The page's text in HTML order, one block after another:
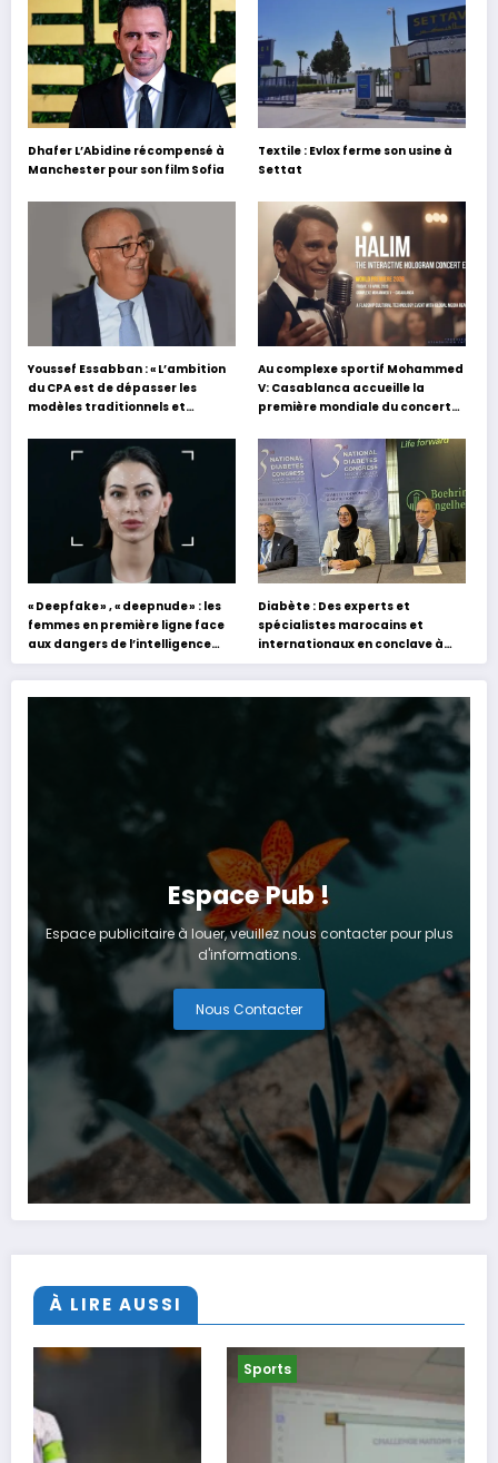
Dhafer L’Abidine récompensé à
Manchester pour son film Sofia
Textile : Evlox ferme son usine à
Settat
Youssef Essabban : « L’ambition
du CPA est de dépasser les
modèles traditionnels et
s’appuyant sur le partage des
expériences »
Au complexe sportif Mohammed
V: Casablanca accueille la
première mondiale du concert
« Deepfake » , « deepnude » : les
femmes en première ligne face
aux dangers de l’intelligence
artificielle
Diabète : Des experts et
spécialistes marocains et
internationaux en conclave à
Tanger
Espace Pub !
Espace publicitaire à louer, veuillez nous contacter pour plus
d'informations.
Nous Contacter
À LIRE AUSSI